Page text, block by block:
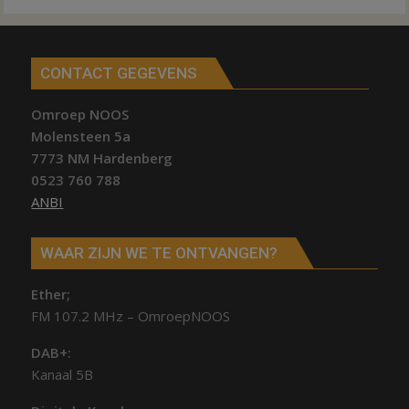
CONTACT GEGEVENS
Omroep NOOS
Molensteen 5a
7773 NM Hardenberg
0523 760 788
ANBI
WAAR ZIJN WE TE ONTVANGEN?
Ether;
FM 107.2 MHz – OmroepNOOS
DAB+:
Kanaal 5B